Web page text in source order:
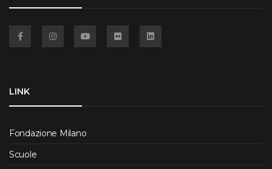
LINK
Fondazione Milano
Scuole